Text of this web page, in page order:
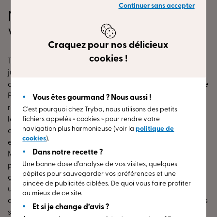
Nos espaces conseils dans le
Val-de-Marne
Tryba vous propose des portes d'entrée, des fenêtres
jusqu'au triple vitrage sur mesure. Nos produits,
disponibles dans différents matériaux comme le bois et le
PVC et couleurs, sont garantis pendant 30 ans. Ils sont
réalisés en France. Quel que soit le style de votre
logement, nos conseillers peuvent vous assister dans vos
choix de menuiserie. Obtenez un entretien sans
engagement près de chez vous, dans dans le Val-de-
Marne. Pour tous genres de chantiers, vous avez la
possibilité de consulter nos experts. Nous vous
garantissons des travaux faits avec le plus grand soin et
une pose de grande qualité ! Nous sommes à votre
disposition pour vous conseiller et vous procurer un devis
sans frais pour votre prochaine habitation ou votre
Continuer sans accepter
Craquez pour nos délicieux
cookies !
Vous êtes gourmand ? Nous aussi !
C’est pourquoi chez Tryba, nous utilisons des petits
fichiers appelés « cookies » pour rendre votre
navigation plus harmonieuse (voir lapolitique de
cookies).
Dans notre recette ?
Une bonne dose d’analyse de vos visites, quelques
pépites pour sauvegarder vos préférences et une
pincée de publicités ciblées. De quoi vous faire profiter
au mieux de ce site.
Et si je change d’avis ?